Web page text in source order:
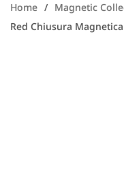
Home / Magnetic
Red Chiusura